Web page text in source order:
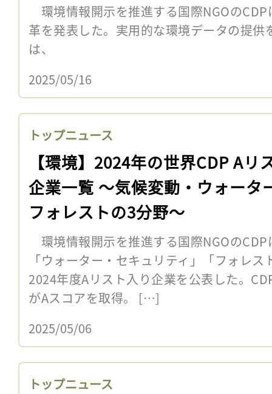
環境情報開示を推進する国際NGOの
革を発表した。実用的な環境データの提
は、
2025/05/16
トップニュース
【環境】2024年の世界CDP Aリ
企業一覧 〜気候変動・ウォータ
フォレストの3分野〜
環境情報開示を推進する国際NGOの
「ウォーター・セキュリティ」「フォレ
2024年度Aリスト入り企業を公表した。
がAスコアを取得。 […]
2025/05/06
トップニュース